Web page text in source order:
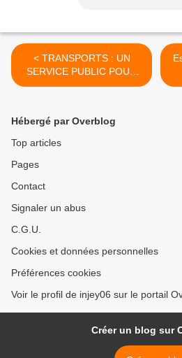
< TRANSPORTS : UN
SERVICE PUBLIC POUR
TOUS
Hébergé par Overblog
Top articles
Pages
Contact
Signaler un abus
C.G.U.
Cookies et données personnelles
Préférences cookies
Voir le profil de injey06 sur le portail
Créer un blog sur